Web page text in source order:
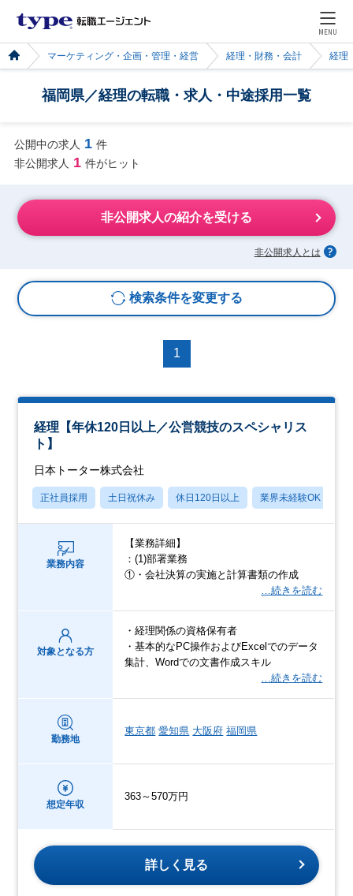
MENU
マーケティング・企画・管理・経営 経理・財務・会計 経理
福岡県／経理の転職・求人・中途採用一覧
公開中の求人 1 件
非公開求人 1 件がヒット
非公開求人の紹介を受ける
非公開求人とは
検索条件を変更する
1
経理【年休120日以上／公営競技のスペシャリス
ト】
日本トーター株式会社
正社員採用 土日祝休み 休日120日以上 業界未経験OK
業務内容
【業務詳細】
：(1)部署業務
①・会社決算の実施と計算書類の作成
…続きを読む
対象となる方
・経理関係の資格保有者
・基本的なPC操作およびExcelでのデータ
集計、Wordでの文書作成スキル
…続きを読む
勤務地
東京都 愛知県 大阪府 福岡県
想定年収
363～570万円
詳しく見る